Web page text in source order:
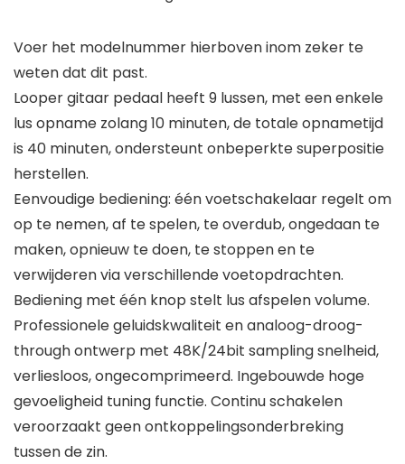
Voer het modelnummer hierboven inom zeker te
weten dat dit past.
Looper gitaar pedaal heeft 9 lussen, met een enkele
lus opname zolang 10 minuten, de totale opnametijd
is 40 minuten, ondersteunt onbeperkte superpositie
herstellen.
Eenvoudige bediening: één voetschakelaar regelt om
op te nemen, af te spelen, te overdub, ongedaan te
maken, opnieuw te doen, te stoppen en te
verwijderen via verschillende voetopdrachten.
Bediening met één knop stelt lus afspelen volume.
Professionele geluidskwaliteit en analoog-droog-
through ontwerp met 48K/24bit sampling snelheid,
verliesloos, ongecomprimeerd. Ingebouwde hoge
gevoeligheid tuning functie. Continu schakelen
veroorzaakt geen ontkoppelingsonderbreking
tussen de zin.